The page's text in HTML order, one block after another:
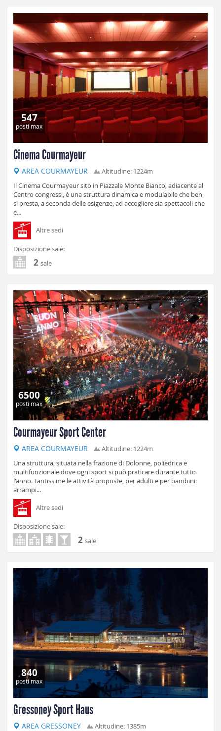
547
posti max
Cinema Courmayeur
AREA COURMAYEUR
Altitudine: 1224m
Il Cinema Courmayeur sito in Piazzale Monte Bianco, adiacente al
Centro congressi, è una struttura dinamica e modulabile che ben
si presta, a seconda delle esigenze, ad accogliere sia spettacoli che
e...
Altre sedi
Disposizione sale:
2 sale
6500
posti max
Courmayeur Sport Center
AREA COURMAYEUR
Altitudine: 1224m
Una struttura, situata nella frazione di Dolonne, poliedrica e
multifunzionale dove ogni sport si può praticare durante tutto
l'anno. Tantissime le attività proposte, per adulti e per bambini:
arrampi...
Altre sedi
Disposizione sale:
2 sale
840
posti max
Gressoney Sport Haus
AREA GRESSONEY
Altitudine: 1385m